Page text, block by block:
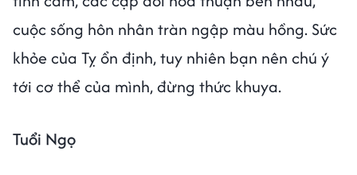
cuộc sống hôn nhân tràn ngập màu hồng. Sức
khỏe của Tỵ ổn định, tuy nhiên bạn nên chú ý
tới cơ thể của mình, đừng thức khuya.
Tuổi Ngọ